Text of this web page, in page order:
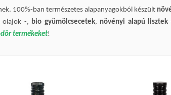
100%-ban természetes alapanyagokból készült
olajok -, bio gyümölcsecetek, növényi alapú lisztek
termékeket!